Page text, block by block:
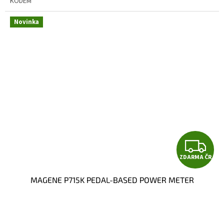
Novinka
Z
D
ZDARMA ČR
MAGENE P715K PEDAL-BASED POWER METER